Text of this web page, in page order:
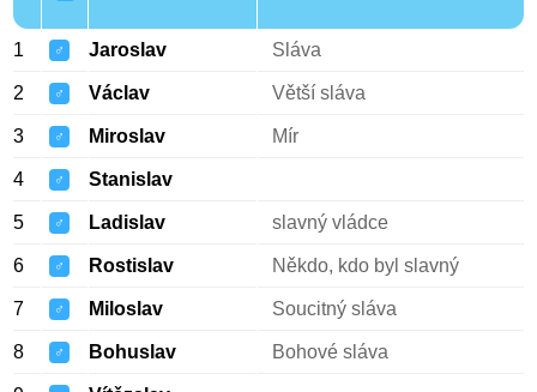
1 ♂ Jaroslav Sláva
2 ♂ Václav Větší sláva
3 ♂ Miroslav Mír
4 ♂ Stanislav
5 ♂ Ladislav slavný vládce
6 ♂ Rostislav Někdo, kdo byl slavný
7 ♂ Miloslav Soucitný sláva
8 ♂ Bohuslav Bohové sláva